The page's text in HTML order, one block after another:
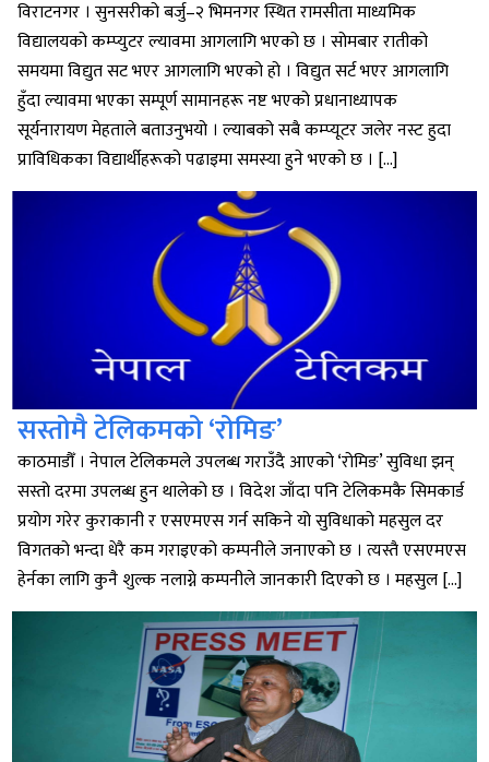
विराटनगर । सुनसरीको बर्जु–२ भिमनगर स्थित रामसीता माध्यमिक
विद्यालयको कम्प्युटर ल्यावमा आगलागि भएको छ । सोमबार रातीको
समयमा विद्युत सट भएर आगलागि भएको हो । विद्युत सर्ट भएर आगलागि
हुँदा ल्यावमा भएका सम्पूर्ण सामानहरू नष्ट भएको प्रधानाध्यापक
सूर्यनारायण मेहताले बताउनुभयो । ल्याबको सबै कम्प्यूटर जलेर नस्ट हुदा
प्राविधिकका विद्यार्थीहरूको पढाइमा समस्या हुने भएको छ । […]
सस्तोमै टेलिकमको ‘रोमिङ’
काठमाडौँ । नेपाल टेलिकमले उपलब्ध गराउँदै आएको ‘रोमिङ’ सुविधा झन्
सस्तो दरमा उपलब्ध हुन थालेको छ । विदेश जाँदा पनि टेलिकमकै सिमकार्ड
प्रयोग गरेर कुराकानी र एसएमएस गर्न सकिने यो सुविधाको महसुल दर
विगतको भन्दा धेरै कम गराइएको कम्पनीले जनाएको छ । त्यस्तै एसएमएस
हेर्नका लागि कुनै शुल्क नलाग्ने कम्पनीले जानकारी दिएको छ । महसुल […]